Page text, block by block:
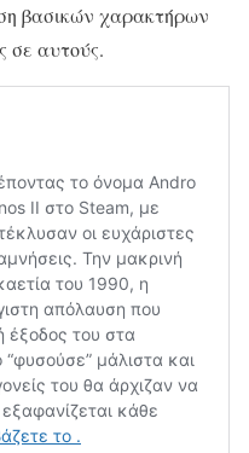
βασικών χαρακτήρων
σε αυτούς.